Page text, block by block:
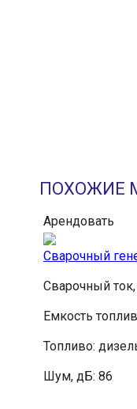
ПОХОЖИЕ
Арендовать
Cварочный
Сварочный
Емкость
Топливо:
Шум, дБ: 86